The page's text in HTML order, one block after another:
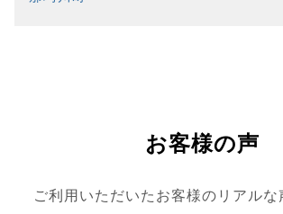
お客様の声
ご利用いただいたお客様のリアルな